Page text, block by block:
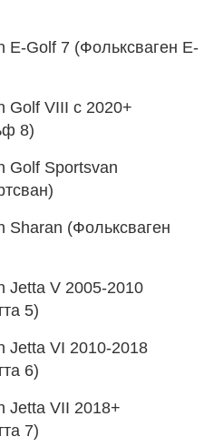
E-Golf 7 (Фольксваген Е-
Golf VIII с 2020+
8)
Golf Sportsvan
Sharan (Фольксваген
Jetta V 2005-2010
5)
Jetta VI 2010-2018
6)
Jetta VII 2018+
7)